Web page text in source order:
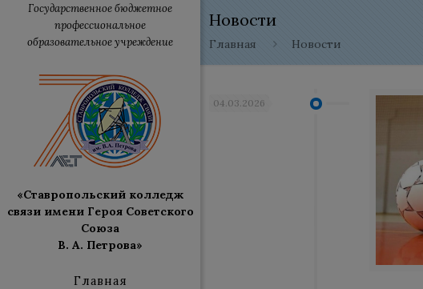
Государственное бюджетное
профессиональное
образовательное учреждение
«Ставропольский колледж
связи имени Героя Советского
Союза
В. А. Петрова»
Главная
Новости
Главная Новости
04.03.2026